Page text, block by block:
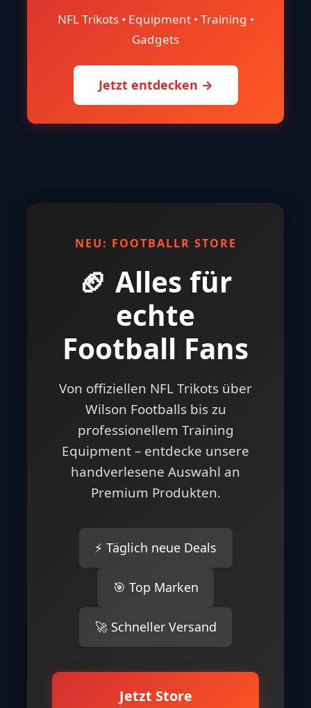
NFL Trikots • Equipment • Training •
Gadgets
Jetzt entdecken →
NEU: FOOTBALLR STORE
🏈 Alles für
echte
Football Fans
Von offiziellen NFL Trikots über
Wilson Footballs bis zu
professionellem Training
Equipment – entdecke unsere
handverlesene Auswahl an
Premium Produkten.
⚡ Täglich neue Deals
🎯 Top Marken
🚀 Schneller Versand
Jetzt Store